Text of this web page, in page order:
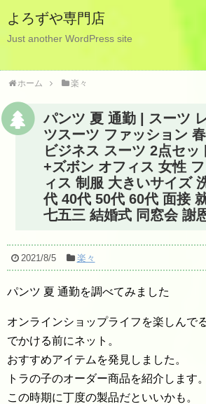
よろずや専門店
Just another WordPress site
ホーム 楽々
パンツ 夏 通勤 | スーツ
ツスーツ ファッション
ビジネス スーツ 2点セッ
+ズボン オフィス 女性
ィス 制服 大きいサイズ
代 40代 50代 60代 面接
七五三 結婚式 同窓会 謝
2021/8/5 楽々
パンツ 夏 通勤を調べてみました
オンラインショップライフを楽しんで
でかける前にネット。
おすすめアイテムを発見しました。
トラの子のオーダー商品を紹介します。
この時期に丁度の製品だといいかも。